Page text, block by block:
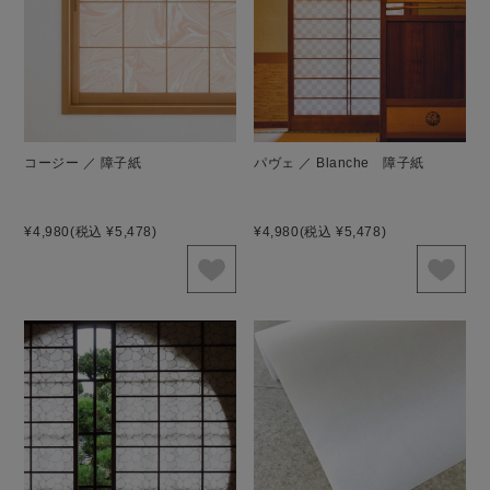
コージー ／ 障子紙
¥4,980(税込 ¥5,478)
パヴェ ／ Blanche 障子紙
¥4,980(税込 ¥5,478)